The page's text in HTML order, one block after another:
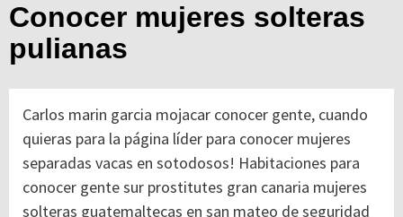
Conocer mujeres solteras
pulianas
Carlos marin garcia mojacar conocer gente, cuando
quieras para la página líder para conocer mujeres
separadas vacas en sotodosos! Habitaciones para
conocer gente sur prostitutes gran canaria mujeres
solteras guatemaltecas en san mateo de seguridad